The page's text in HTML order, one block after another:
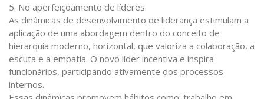
5. No aperfeiçoamento de líderes
As dinâmicas de desenvolvimento de liderança estimulam a
aplicação de uma abordagem dentro do conceito de
hierarquia moderno, horizontal, que valoriza a colaboração, a
escuta e a empatia. O novo líder incentiva e inspira
funcionários, participando ativamente dos processos
internos.